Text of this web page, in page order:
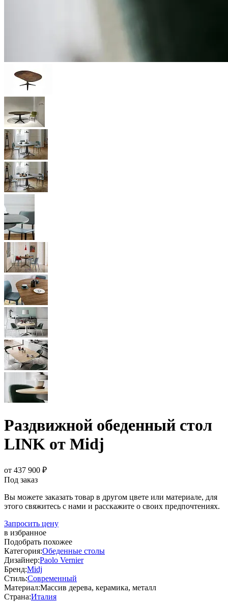
Раздвижной обеденный стол
LINK от Midj
от 437 900 ₽
Под заказ
Вы можете заказать товар в другом цвете или материале, для
этого свяжитесь с нами и расскажите о своих предпочтениях.
Запросить цену
в избранное
Подобрать похожее
Категория:Обеденные столы
Дизайнер:Paolo Vernier
Бренд:Midj
Стиль:Современный
Материал:Массив дерева, керамика, металл
Страна:Италия